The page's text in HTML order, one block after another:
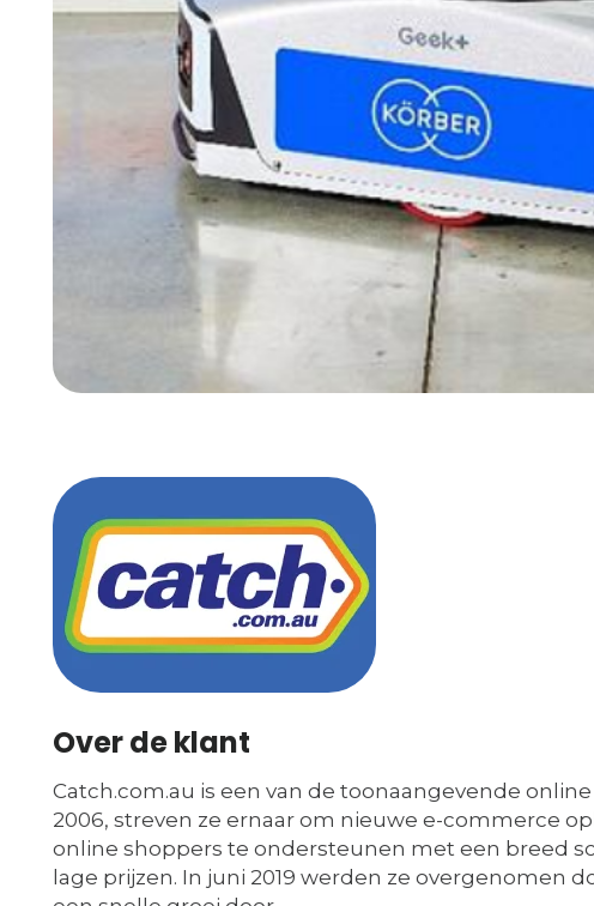
Over de klant
Catch.com.au is een van de toonaangevende
2006, streven ze ernaar om nieuwe e-commerce
online shoppers te ondersteunen met een breed
lage prijzen. In juni 2019 werden ze overgenomen